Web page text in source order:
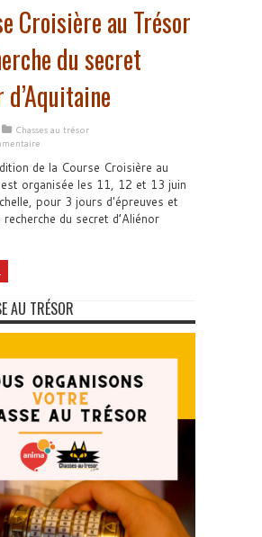
Croisière au Trésor
du secret
d’Aquitaine
Chasses au trésor
de la Course Croisière au
organisée les 11, 12 et 13 juin
pour 3 jours d'épreuves et
du secret d’Aliénor
AU TRÉSOR